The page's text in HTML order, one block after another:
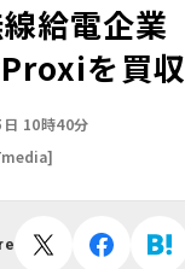
給電企業
を買収
10時40分